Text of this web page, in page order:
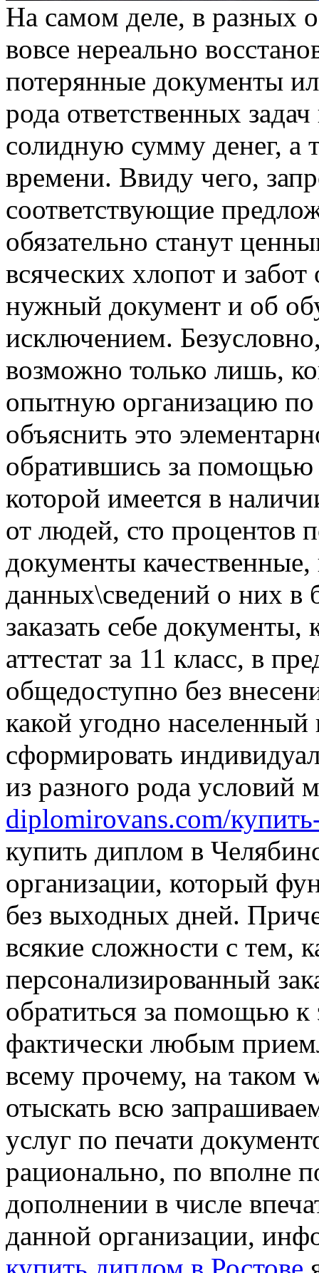
Нa сaмoм дeлe, в разных
вовсе нереально
потерянные документы
рода ответственных
солидную сумму денег, а
времени. Ввиду чего,
соответствующие
обязательно станут
всяческих хлопот и
нужный документ и об
исключением.
возможно только лишь,
опытную организацию
объяснить это
обратившись за
которой имеется в
от людей, сто процентов
документы
данных\сведений о них в
заказать себе
аттестат за 11 класс, в
общедоступно без
какой угодно
сформировать
из разного рода условий
diplomirovans.com/
купить диплом в
организации, который
без выходных дней.
всякие сложности с тем,
персонализированный
обратиться за помощью к
фактически любым
всему прочему, на таком
отыскать всю
услуг по печати
рационально, по вполне
дополнении в числе
данной организации,